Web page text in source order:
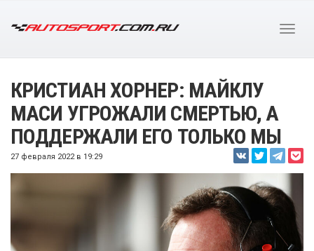
КРИСТИАН ХОРНЕР: МАЙКЛУ
МАСИ УГРОЖАЛИ СМЕРТЬЮ, А
ПОДДЕРЖАЛИ ЕГО ТОЛЬКО МЫ
27 февраля 2022 в 19:29